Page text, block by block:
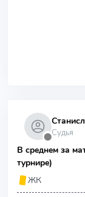
⬤Судья
В среднем за
турнире)
ЖК